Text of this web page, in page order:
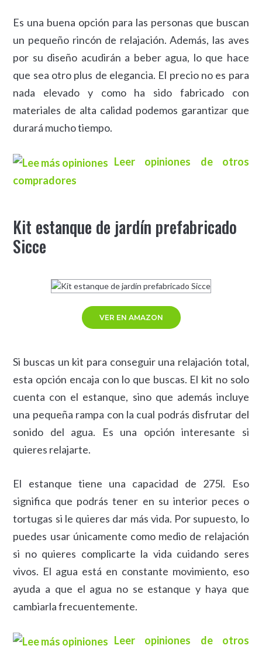
Es una buena opción para las personas que buscan
un pequeño rincón de relajación. Además, las aves
por su diseño acudirán a beber agua, lo que hace
que sea otro plus de elegancia. El precio no es para
nada elevado y como ha sido fabricado con
materiales de alta calidad podemos garantizar que
durará mucho tiempo.
Leer opiniones de otros
compradores
Kit estanque de jardín prefabricado
Sicce
VER EN AMAZON
Si buscas un kit para conseguir una relajación total,
esta opción encaja con lo que buscas. El kit no solo
cuenta con el estanque, sino que además incluye
una pequeña rampa con la cual podrás disfrutar del
sonido del agua. Es una opción interesante si
quieres relajarte.
El estanque tiene una capacidad de 275l. Eso
significa que podrás tener en su interior peces o
tortugas si le quieres dar más vida. Por supuesto, lo
puedes usar únicamente como medio de relajación
si no quieres complicarte la vida cuidando seres
vivos. El agua está en constante movimiento, eso
ayuda a que el agua no se estanque y haya que
cambiarla frecuentemente.
Leer opiniones de otros